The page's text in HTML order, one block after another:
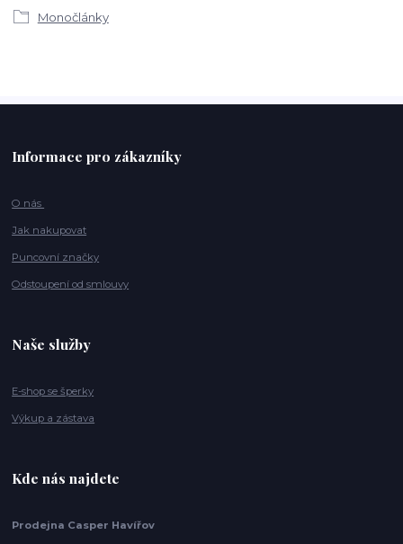
Monočlánky
Informace pro zákazníky
O nás
Jak nakupovat
Puncovní značky
Odstoupení od smlouvy
Naše služby
E-shop se šperky
Výkup a zástava
Kde nás najdete
Prodejna Casper Havířov